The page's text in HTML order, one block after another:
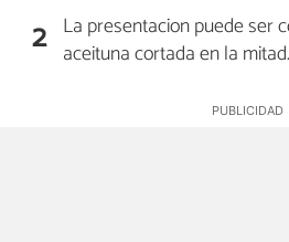
2 La presentacion puede ser
aceituna cortada en la mitad.